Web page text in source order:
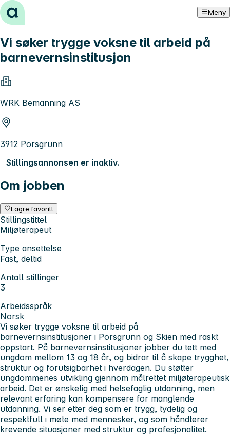
Hopp til innhold Meny
Vi søker trygge voksne til arbeid på
barnevernsinstitusjon
WRK Bemanning AS
3912 Porsgrunn
Stillingsannonsen er inaktiv.
Om jobben
Lagre favoritt
Stillingstittel
Miljøterapeut
Type ansettelse
Fast, deltid
Antall stillinger
3
Arbeidsspråk
Norsk
Vi søker trygge voksne til arbeid på
barnevernsinstitusjoner i Porsgrunn og Skien med raskt
oppstart. På barnevernsinstitusjoner jobber du tett med
ungdom mellom 13 og 18 år, og bidrar til å skape trygghet,
struktur og forutsigbarhet i hverdagen. Du støtter
ungdommenes utvikling gjennom målrettet miljøterapeutisk
arbeid. Det er ønskelig med helsefaglig utdanning, men
relevant erfaring kan kompensere for manglende
utdanning. Vi ser etter deg som er trygg, tydelig og
respektfull i møte med mennesker, og som håndterer
krevende situasjoner med struktur og profesjonalitet.